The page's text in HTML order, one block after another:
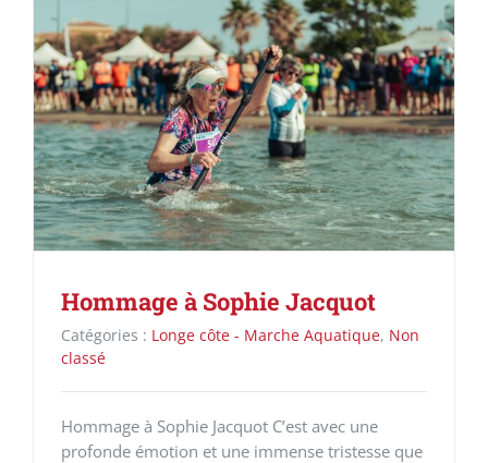
Hommage à Sophie Jacquot
Catégories : Longe côte - Marche Aquatique, Non
classé
Hommage à Sophie Jacquot C’est avec une
profonde émotion et une immense tristesse que